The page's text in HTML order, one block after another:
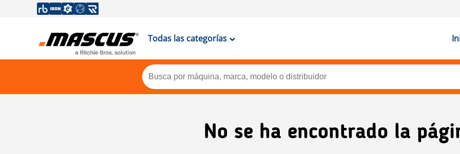
Todas las categorías
No se ha encontrado la